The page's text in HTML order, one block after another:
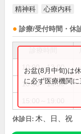
精神科 心療内科
診療/受付時間・休
10:00～13:00
10:00～14:00
お盆(8月中旬)は
に必ず医療機関に
休診日: 木、日、祝